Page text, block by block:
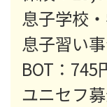
息子学校
息子習い
BOT：
ユニセフ